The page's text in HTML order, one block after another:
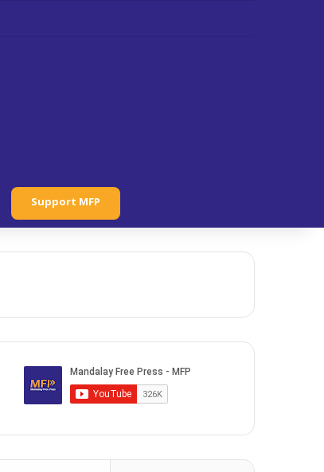
Support MFP